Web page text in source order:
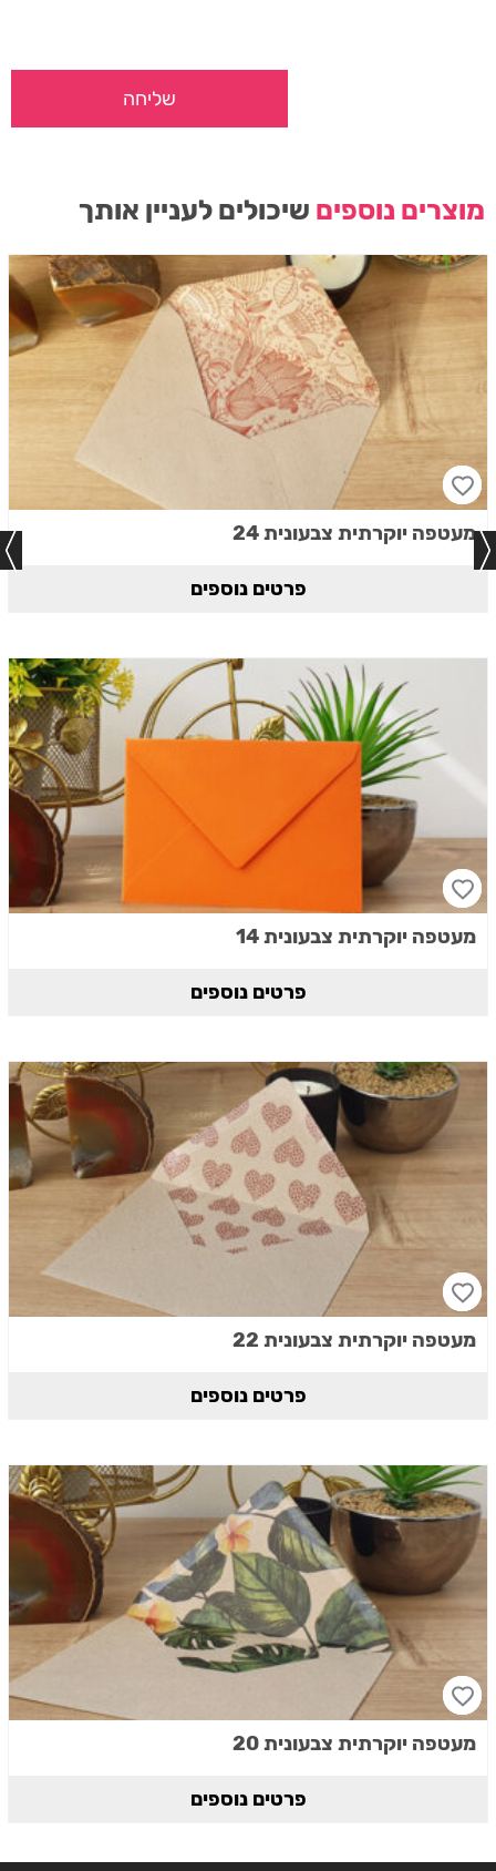
מוצרים נוספים שיכולים לעניין אותך
מעטפה יוקרתית צבעונית 24
פרטים נוספים
מעטפה יוקרתית צבעונית 14
פרטים נוספים
מעטפה יוקרתית צבעונית 22
פרטים נוספים
מעטפה יוקרתית צבעונית 20
פרטים נוספים